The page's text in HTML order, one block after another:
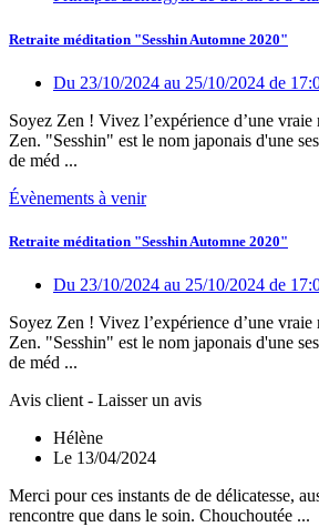
Retraite méditation "Sesshin Automne 2020"
Du 23/10/2024 au 25/10/2024 de
Soyez Zen ! Vivez l’expérience d’une vraie
Zen. "Sesshin" est le nom japonais d'une
de méd ...
Évènements à venir
Retraite méditation "Sesshin Automne 2020"
Du 23/10/2024 au 25/10/2024 de
Soyez Zen ! Vivez l’expérience d’une vraie
Zen. "Sesshin" est le nom japonais d'une
de méd ...
Avis client - Laisser un avis
Hélène
Le 13/04/2024
Merci pour ces instants de de délicatesse,
rencontre que dans le soin. Chouchoutée ...